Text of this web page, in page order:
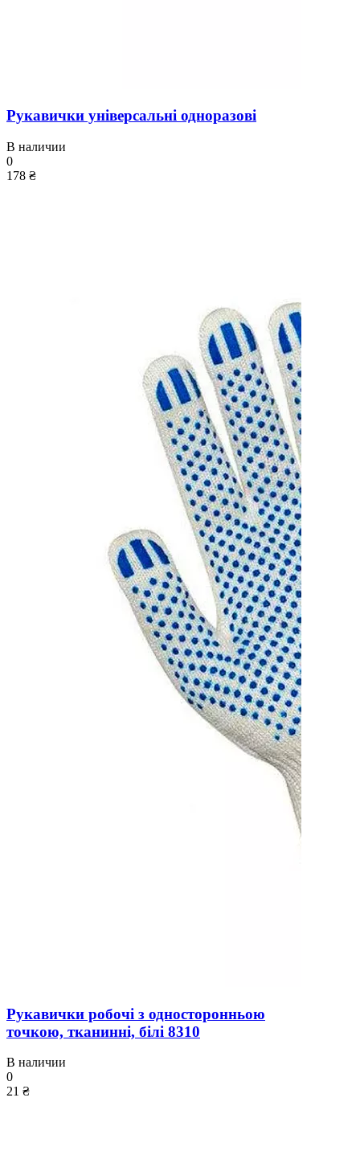
Рукавички універсальні одноразові
В наличии
0
178 ₴
Рукавички робочі з односторонньою
точкою, тканинні, білі 8310
В наличии
0
21 ₴